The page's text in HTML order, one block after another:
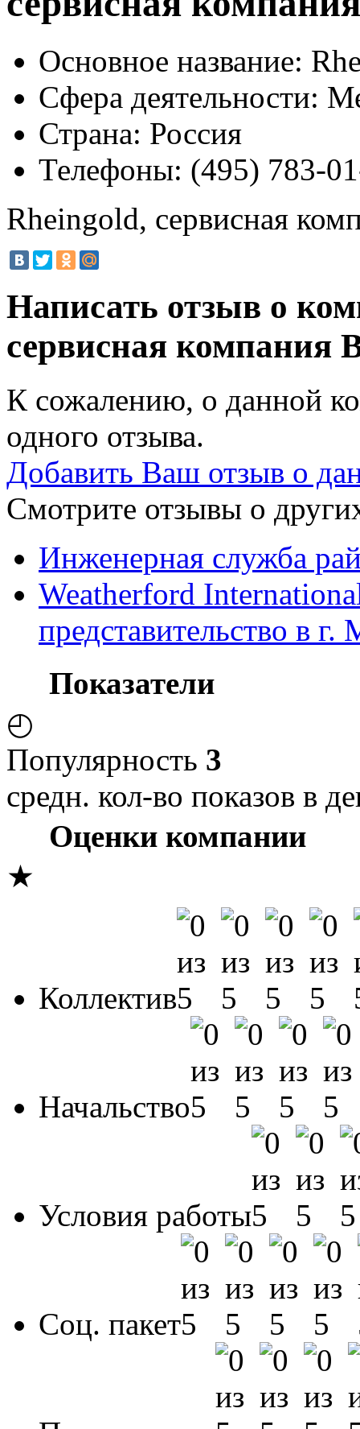
Основное название:
Сфера деятельности:
Страна: Россия
Телефоны: (495) 783-
Rheingold, сервисная
Написать отзыв о
сервисная компания
К сожалению, о данной
одного отзыва.
Добавить Ваш отзыв о
Смотрите отзывы о
Инженерная служба
Weatherford
представительство в г.
Показатели
◴
Популярность 3
средн. кол-во показов в
Оценки компании
★
Коллектив
Начальство
Условия работы
Соц. пакет